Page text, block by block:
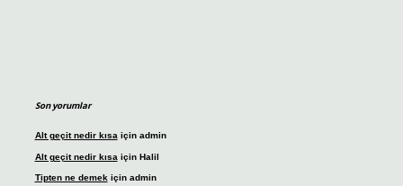
Son yorumlar
Alt geçit nedir kısa için admin
Alt geçit nedir kısa için Halil
Tipten ne demekiçin admin